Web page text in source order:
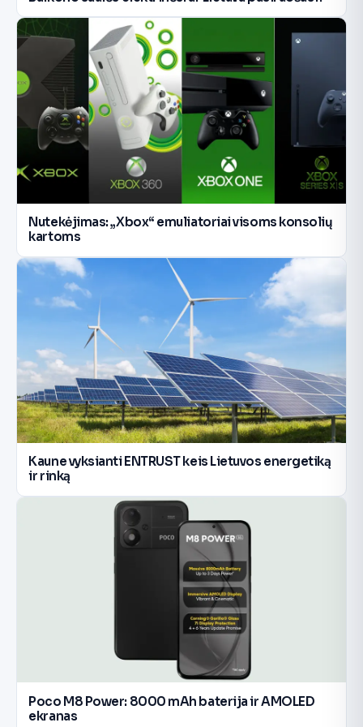
Nutekėjimas: „Xbox“ emuliatoriai visoms konsolių
kartoms
Kaune vyksianti ENTRUST keis Lietuvos energetiką
ir rinką
Poco M8 Power: 8000 mAh baterija ir AMOLED
ekranas